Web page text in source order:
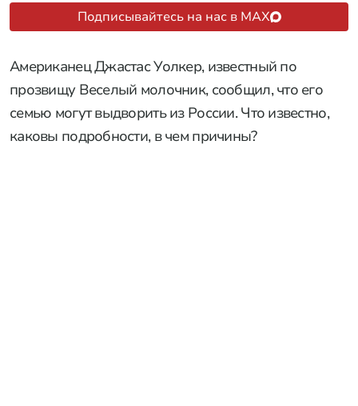
Подписывайтесь на нас в MAX
Американец Джастас Уолкер, известный по
прозвищу Веселый молочник, сообщил, что его
семью могут выдворить из России. Что известно,
каковы подробности, в чем причины?